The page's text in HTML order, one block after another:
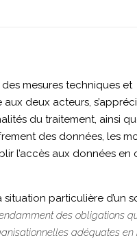
mesures techniques et
deux acteurs,
du traitement, ainsi
des données, les
l’accès aux données en
particulière d’un
des obligations
adéquates